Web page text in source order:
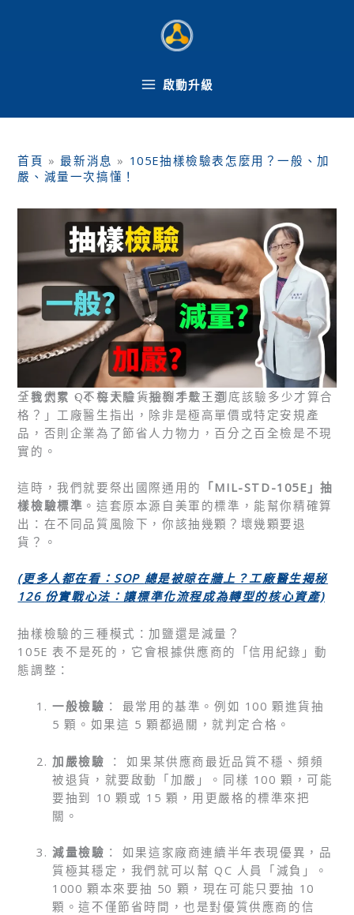
啟動升級
首頁 »最新消息 » 105E抽樣檢驗表怎麼用？一般、加
嚴、減量一次搞懂！
全檢太累、不檢太險，抽檢才是王道
「我們家 QC 每天驗貨驗到手軟，到底該驗多少才算合
格？」工廠醫生指出，除非是極高單價或特定安規產
品，否則企業為了節省人力物力，百分之百全檢是不現
實的。
這時，我們就要祭出國際通用的 「MIL-STD-105E」抽
樣檢驗標準 。這套原本源自美軍的標準，能幫你精確算
出：在不同品質風險下，你該抽幾顆？壞幾顆要退
貨？。
(更多人都在看：SOP 總是被晾在牆上？工廠醫生揭秘
126 份實戰心法：讓標準化流程成為轉型的核心資產)
抽樣檢驗的三種模式：加鹽還是減量？
105E 表不是死的，它會根據供應商的「信用紀錄」動
態調整：
一般檢驗 ： 最常用的基準。例如 100 顆進貨抽
5 顆。如果這 5 顆都過關，就判定合格。
加嚴檢驗
： 如果某供應商最近品質不穩、頻頻
被退貨，就要啟動「加嚴」。同樣 100 顆，可能
要抽到 10 顆或 15 顆，用更嚴格的標準來把
關。
減量檢驗 ： 如果這家廠商連續半年表現優異，品
質極其穩定，我們就可以幫 QC 人員「減負」。
1000 顆本來要抽 50 顆，現在可能只要抽 10
顆。這不僅節省時間，也是對優質供應商的信